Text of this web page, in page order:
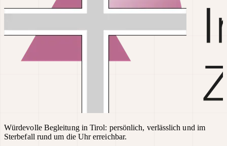
Würdevolle Begleitung in Tirol: persönlich, verlässlich und im
Sterbefall rund um die Uhr erreichbar.